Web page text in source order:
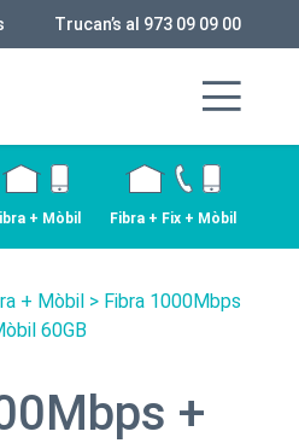
Trucan’s al 973 09 09 00
+ Mòbil Fibra + Fix + Mòbil
+ Mòbil> Fibra 1000Mbps
60GB
+